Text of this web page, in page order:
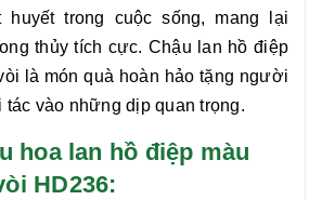
trong cuộc sống, mang lại
thủy tích cực. Chậu lan hồ điệp
là món quà hoàn hảo tặng người
tác vào những dịp quan trọng.
hoa lan hồ điệp màu
HD236: